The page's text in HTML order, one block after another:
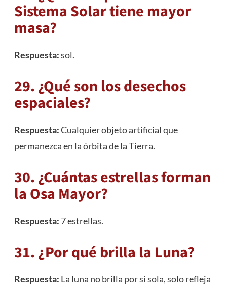
Sistema Solar tiene mayor
masa?
Respuesta:sol.
29. ¿Qué son los desechos
espaciales?
Respuesta:Cualquier objeto artificial que
permanezca en la órbita de la Tierra.
30. ¿Cuántas estrellas forman
la Osa Mayor?
Respuesta: 7 estrellas.
31. ¿Por qué brilla la Luna?
Respuesta: La luna no brilla por sí sola, solo refleja